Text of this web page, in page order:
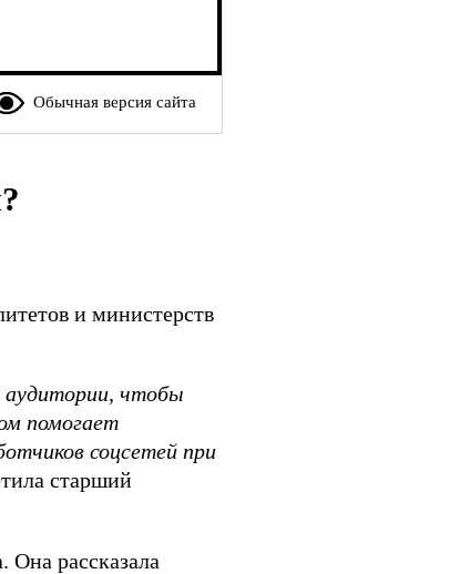
Обычная версия сайта
и министерств
аудитории, чтобы
помогает
соцсетей при
старший
рассказала